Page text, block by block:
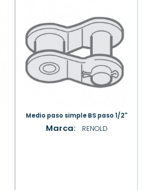
Medio paso simple BS paso 1/2"
Marca: RENOLD